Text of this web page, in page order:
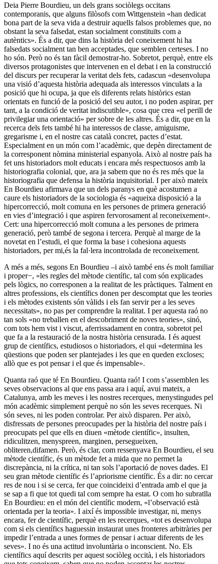
Deia Pierre Bourdieu, un dels grans sociòlegs occitans
contemporanis, que alguns filòsofs com Wittgenstein «han dedicat
bona part de la seva vida a destruir aquells falsos problemes que, no
obstant la seva falsedat, estan socialment constituïts com a
autèntics». És a dir, que dins la història del coneixement hi ha
falsedats socialment tan ben acceptades, que semblen certeses. I no
ho són. Però no és tan fàcil demostrar-ho. Sobretot, perquè, entre els
diversos protagonistes que intervenen en el debat i en la construcció
del discurs per recuperar la veritat dels fets, cadascun «desenvolupa
una visió d’aquesta història adequada als interessos vinculats a la
posició que hi ocupa, ja que els diferents relats històrics estan
orientats en funció de la posició del seu autor, i no poden aspirar, per
tant, a la condició de veritat indiscutible», cosa que crea «el perill de
privilegiar una orientació» per sobre de les altres. És a dir, que en la
recerca dels fets també hi ha interessos de classe, amiguisme,
gregarisme i, en el nostre cas català concret, pactes d’estat.
Especialment en un món com l’acadèmic, que depèn directament de
la corresponent nòmina ministerial espanyola. Això al nostre país ha
fet uns historiadors molt educats i encara més respectuosos amb la
historiografia colonial, que, ara ja sabem que no és res més que la
historiografia que defensa la història inquisitorial. I per això mateix
En Bourdieu afirmava que un dels paranys en què acostumen a
caure els historiadors de la sociologia és «aqueixa disposició a la
hipercorrecció, molt comuna en les persones de primera generació
en vies d’integració i que aspiren fervorosament al reconeixement».
Cert: una hipercorrecció molt comuna a les persones de primera
generació, però també de segona i tercera. Perquè al marge de la
novetat en l’estudi, el que forma la base i cohesiona aquests
historiadors, per mi,és la fal·lera incontrolada de reconeixement.
A més a més, segons En Bourdieu –i això també ens és molt familiar
i proper−, «les regles del mètode científic, tal com són explicades
pels lògics, no corresponen a la realitat de les pràctiques. Talment en
altres professions, els científics donen per descomptat que les teories
i els mètodes existents són vàlids i els fan servir per a les seves
necessitats», no pas per comprendre la realitat. I per aquesta raó no
tan sols «no treballen en el descobriment de noves teories», sinó,
com tots hem vist i viscut, aferrissadament en contra, sobretot pel
que fa a la restauració de la nostra història censurada. I és aquest
grup de científics, estudiosos o historiadors, el qui «determina les
qüestions que poden ser plantejades i les que en queden excloses;
allò que es pot pensar i el que és impensable».
Quanta raó que té En Bourdieu. Quanta raó! I com s’assemblen les
seves observacions al que ens passa ara i aquí, avui mateix, a
Catalunya, amb les meves i les nostres recerques, menystingudes pel
món acadèmic simplement perquè no són les seves recerques. Ni
són seves, ni les poden controlar. Per això disparen. Per això,
disfressats de persones preocupades per la història del nostre país i
preocupats pel que ells en diuen «mètode científic», insulten,
ridiculitzen, menyspreen, marginen, persegueixen,
obliteren,difamen. Però, és clar, com ressenyava En Bourdieu, el seu
mètode científic, és un mètode fet a mida que no permet la
discrepància, ni la crítica, ni tan sols l’aportació de noves dades. El
seu gran mètode científic és l’apriorisme científic. És a dir: no cercar
res de nou i si se cerca, fer que coincideixi d’entrada amb el que ja
se sap a fi que tot quedi tal com sempre ha estat. O com ho subratlla
En Bourdieu: en el món del científic modern, «l’observació està
orientada per la teoria». I així és impossible investigar, ni, menys
encara, fer de científic, perquè en les recerques, «tot es desenvolupa
com si els científics haguessin instaurat unes fronteres arbitràries per
impedir l’entrada a unes formes de pensar i actuar diferents de les
seves». I no és una actitud involuntària o inconscient. No. Els
científics aquí descrits per aquest sociòleg occità, i els historiadors